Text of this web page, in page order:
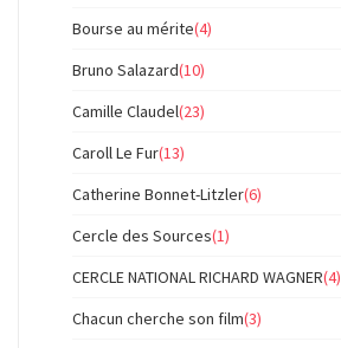
Bourse au mérite(4)
Bruno Salazard(10)
Camille Claudel(23)
Caroll Le Fur(13)
Catherine Bonnet-Litzler(6)
Cercle des Sources(1)
CERCLE NATIONAL RICHARD WAGNER(4)
Chacun cherche son film(3)